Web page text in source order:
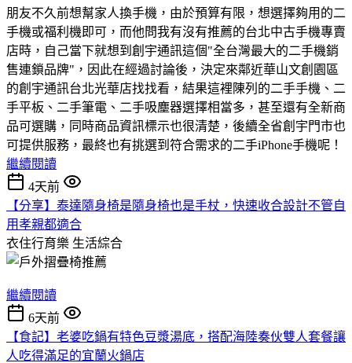
朋友不久前想幫家人換手機，由於預算有限，想選擇夠用的二
手機或福利機即可，而他問我有沒有推薦的台北中古手機專賣
店時，自己當下就想到創宇通訊這個"全台灣最大的二手機銷
售連鎖品牌"，因此在經過討論後，決定來鄰近華山文創園區
的創宇通訊台北光華店找找看，結果這裡陳列的二手手機、二
手平板、二手筆電、二手吸塵器選擇相當多，甚至還有全新商
品可選購，同時商品資訊標示也很清楚，後續全省創宇門市也
可提供服務，最終也有挑選到符合需求的二手iPhone手機呢！
繼續閱讀
4天前
【分享】泰達隨身椅是隨身椅也是手杖，快速收合設計不管自
用孝親都適合
衣住行育樂 生活綜合
繼續閱讀
6天前
【食記】老婆吃鍋有特色豆漿湯底，搭配海陸奏伙雙人套餐讓
人吃得滿足的宜蘭火鍋店